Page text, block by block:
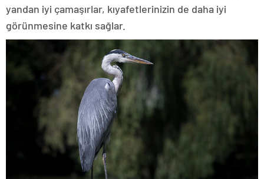
yandan iyi çamaşırlar, kıyafetlerinizin de daha iyi
görünmesine katkı sağlar.